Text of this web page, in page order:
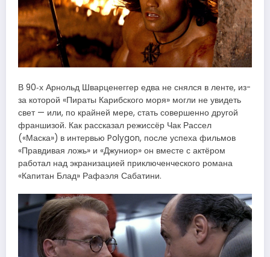
В 90‑х Арнольд Шварценеггер едва не снялся в ленте, из-
за которой «Пираты Карибского моря» могли не увидеть
свет — или, по крайней мере, стать совершенно другой
франшизой. Как рассказал режиссёр Чак Рассел
(«Маска») в интервью Polygon, после успеха фильмов
«Правдивая ложь» и «Джуниор» он вместе с актёром
работал над экранизацией приключенческого романа
«Капитан Блад» Рафаэля Сабатини.